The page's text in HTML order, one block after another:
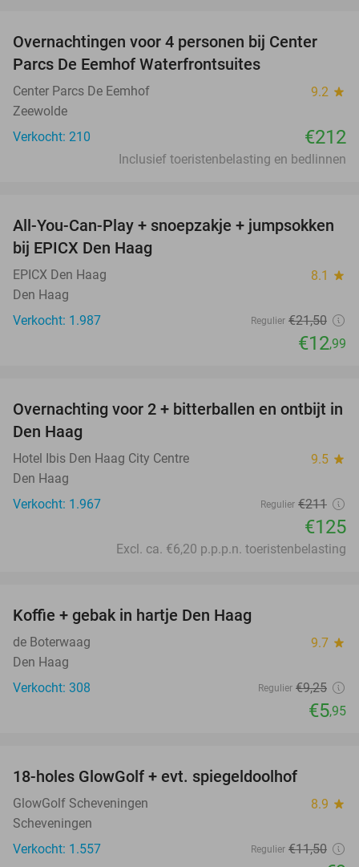
Overnachtingen voor 4 personen bij Center
Parcs De Eemhof Waterfrontsuites
Center Parcs De Eemhof 9.2 star
Zeewolde
Verkocht: 210
€212
Inclusief toeristenbelasting en bedlinnen
40%
All-You-Can-Play + snoepzakje + jumpsokken
bij EPICX Den Haag
EPICX Den Haag 8.1 star
Den Haag
Verkocht: 1.987
Regulier €21,50
€12,99
41%
Overnachting voor 2 + bitterballen en ontbijt in
Den Haag
Hotel Ibis Den Haag City Centre 9.5 star
Den Haag
Verkocht: 1.967
Regulier €211
€125
Excl. ca. €6,20 p.p.p.n. toeristenbelasting
Koffie + gebak in hartje Den Haag
de Boterwaag 9.7 star
Den Haag
Verkocht: 308
Regulier €9,25
€5,95
18-holes GlowGolf + evt. spiegeldoolhof
GlowGolf Scheveningen 8.9 star
Scheveningen
Verkocht: 1.557
Regulier €11,50